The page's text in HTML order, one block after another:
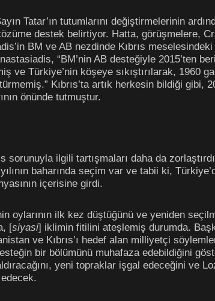
Tatar’ın tutumlarını değiştirmelerinin
destek belirtiyor. Hatta, görüşmelere,
BM ve AB nezdinde Kıbrıs
“BM’nin AB desteğiyle 2015’ten
ve Türkiye’nin köşeye sıkıştırılarak, 1960
Kıbrıs’ta artık herkesin bildiği
önünde tutmuştur.
sorunuyla ilgili tartışmaları daha da
baharında seçim var ve tabii ki,
içerisine girdi.
oylarının ilk kez düştüğünü ve yeniden
[siyasi] iklimin fitilini ateşlemiş durumda.
ve Kıbrıs’ı hedef alan milliyetçi
bir bölümünü muhafaza edebildiğini
yeni topraklar işgal edeceğini ve